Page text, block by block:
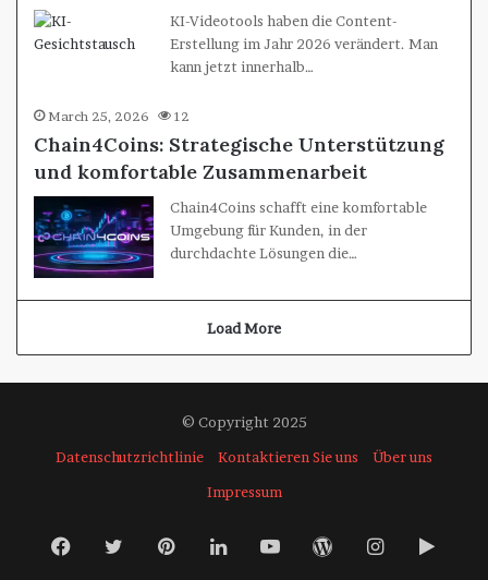
KI-Videotools haben die Content-
Erstellung im Jahr 2026 verändert. Man
kann jetzt innerhalb…
March 25, 2026 12
Chain4Coins: Strategische Unterstützung
und komfortable Zusammenarbeit
Chain4Coins schafft eine komfortable
Umgebung für Kunden, in der
durchdachte Lösungen die…
Load More
© Copyright 2025
Datenschutzrichtlinie
Kontaktieren Sie uns
Über uns
Impressum
FacebookTwitterPinterestLinkedInYouTubeWordPress
Instagram